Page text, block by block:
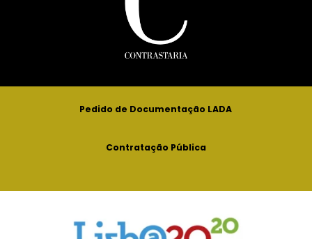
Pedido de Documentação LADA
Contratação Pública